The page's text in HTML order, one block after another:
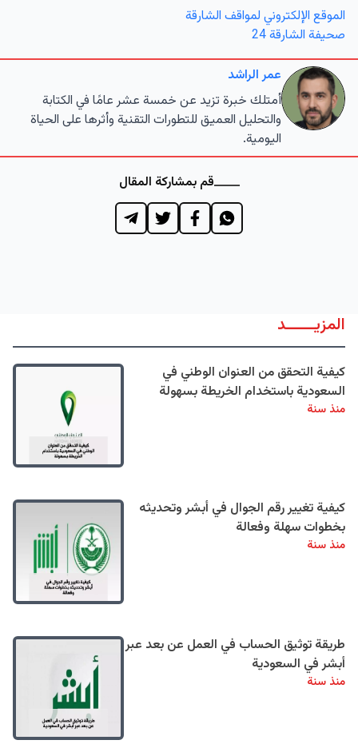
الموقع الإلكتروني لمواقف الشارقة
صحيفة الشارقة 24
عمر الراشد
أمتلك خبرة تزيد عن خمسة عشر عامًا في الكتابة
والتحليل العميق للتطورات التقنية وأثرها على الحياة
اليومية.
قم بمشاركة المقال
المزيــــــد
كيفية التحقق من العنوان الوطني في
السعودية باستخدام الخريطة بسهولة
منذ سنة
كيفية تغيير رقم الجوال في أبشر وتحديثه
بخطوات سهلة وفعالة
منذ سنة
طريقة توثيق الحساب في العمل عن بعد عبر
أبشر في السعودية
منذ سنة